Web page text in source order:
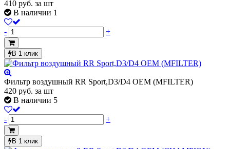
410 руб. за шт
В наличии 1
- +
В 1 клик
Фильтр воздушный RR Sport,D3/D4 OEM (MFILTER)
420 руб. за шт
В наличии 5
- +
В 1 клик